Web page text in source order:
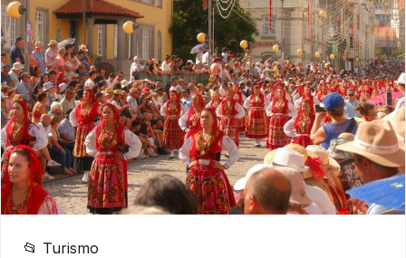
📂 Turismo